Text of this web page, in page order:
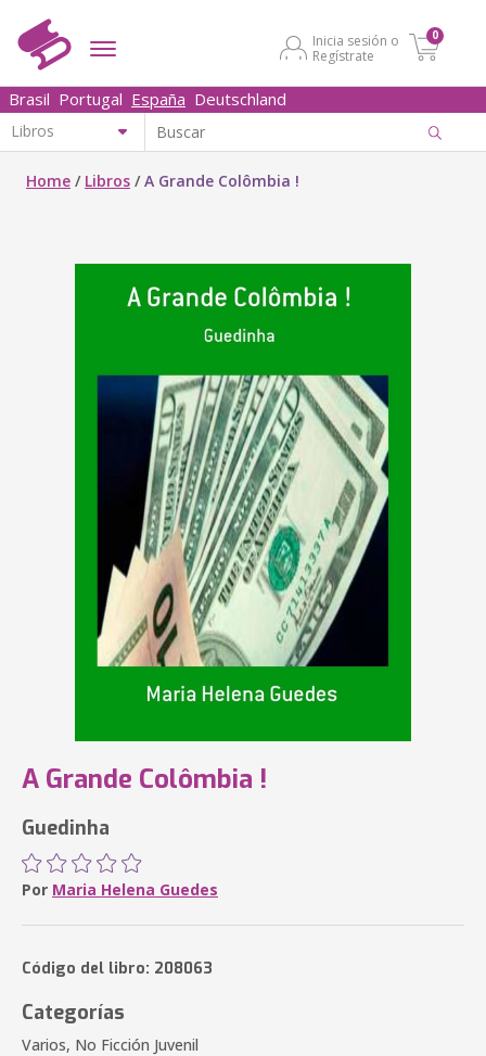
Inicia sesión o
Regístrate
0
Brasil Portugal España Deutschland
Home / Libros /A Grande Colômbia !
A Grande Colômbia !
Guedinha
Por Maria Helena Guedes
Código del libro: 208063
Categorías
Varios, No Ficción Juvenil